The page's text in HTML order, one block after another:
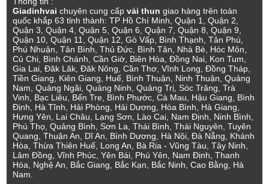
Giadinhvai chuyên cung cấpvải thun giao hàng trên toàn
quốc khắp 63 tỉnh thành: TP Hồ Chí Minh, Quận 1, Quận 2,
Quận 3, Quận 4, Quận 5, Quận 6, Quận 7, Quận 8, Quận 9,
Quận 10, Quận 11, Quận 12, Gò Vấp, Bình Thạnh, Tân Phú,
Phú Nhuận, Tân Bình, Thủ Đức, Bình Tân, Nhà Bè, Hóc Môn,
Củ Chi, Bình Chánh, Cần Giờ, Biên Hòa, Đồng Nai, Kon Tum,
Gia Lai, Đăk Lăk, Đăk Nông, Cần Thơ, Vĩnh Long, Đồng Tháp,
Tiền Giang, Kiên Giang, Huế, Bình Thuận, Ninh Thuận, Quảng
Nam, Quảng Ngãi, Quảng Ninh, Quảng Trị, Sóc Trăng, Trà
Vinh, Bạc Liêu, Bến Tre, Bình Phước, Cà Mau, Hậu Giang, Bình
Định, Hà Tĩnh, Hải Phòng, Hải Dương, Hòa Bình, Hà Giang,
Hưng Yên, Lai Châu, Lạng Sơn, Lào Cai, Nam Định, Ninh Bình,
Phú Thọ, Quảng Bình, Sơn La, Thái Bình, Thái Nguyên, Tuyên
Quang, Thuận An, Dĩ An, Bình Dương, Hà Nội, Đà Nẵng, Khánh
Hòa, Thừa Thiên Huế, Long An, Bà Rịa - Vũng Tàu, Tây Ninh,
Lâm Đồng, Vĩnh Phúc, Yên Bái, Phú Yên, Nam Định, Thanh
Hóa, Nghệ An, Bắc Giang, Bắc Kạn, Bắc Ninh, Cao Bằng, Hà
Nam.